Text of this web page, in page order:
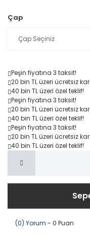
Çap
Peşin fiyatına 3 taksit!
20 bin TLüzeri ücretsiz
40 bin TLüzeri özel teklif!
Peşin fiyatına 3 taksit!
20 bin TLüzeri ücretsiz
40 bin TLüzeri özel teklif!
Peşin fiyatına 3 taksit!
20 bin TLüzeri ücretsiz
40 bin TLüzeri özel teklif!
(0) Yorum - 0 Puan